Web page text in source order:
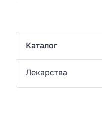
Каталог
Лекарства